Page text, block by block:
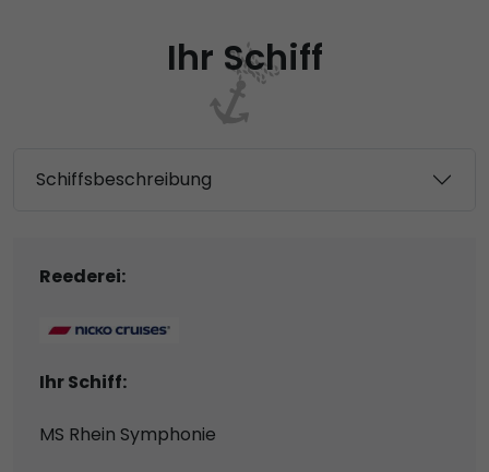
Ihr Schiff
Schiffsbeschreibung
Reederei:
Ihr Schiff:
MS Rhein Symphonie